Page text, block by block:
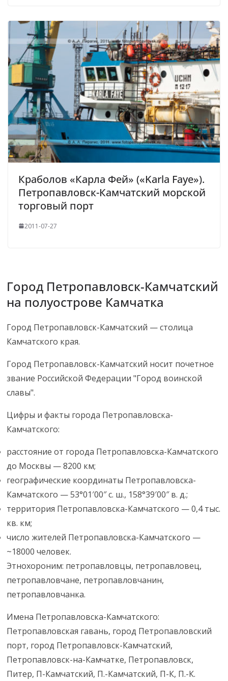
Краболов «Карла Фей» («Karla Faye»).
Петропавловск-Камчатский морской
торговый порт
2011-07-27
Город Петропавловск-Камчатский
на полуострове Камчатка
Город Петропавловск-Камчатский — столица
Камчатского края.
Город Петропавловск-Камчатский носит почетное
звание Российской Федерации "Город воинской
славы".
Цифры и факты города Петропавловска-
Камчатского:
расстояние от города Петропавловска-Камчатского
до Москвы — 8200 км;
географические координаты Петропавловска-
Камчатского — 53°01′00″ с. ш., 158°39′00″ в. д.;
территория Петропавловска-Камчатского — 0,4 тыс.
кв. км;
число жителей Петропавловска-Камчатского —
~18000 человек.
Этнохороним: петропавловцы, петропавловец,
петропавловчане, петропавловчанин,
петропавловчанка.
Имена Петропавловска-Камчатского:
Петропавловская гавань, город Петропавловский
порт, город Петропавловск-Камчатский,
Петропавловск-на-Камчатке, Петропавловск,
Питер, П-Камчатский, П.-Камчатский, П-К, П.-К.